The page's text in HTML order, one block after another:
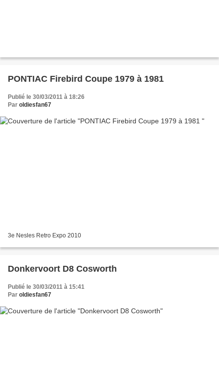
PONTIAC Firebird Coupe 1979 à 1981
Publié le 30/03/2011 à 18:26
Par oldiesfan67
3e Nesles Retro Expo 2010
Donkervoort D8 Cosworth
Publié le 30/03/2011 à 15:41
Par oldiesfan67